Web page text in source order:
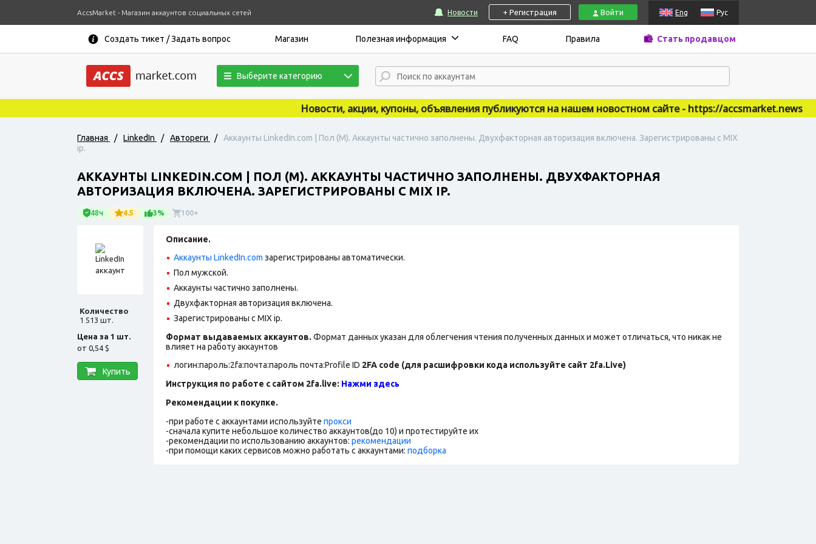
AccsMarket - Магазин аккаунтов социальных сетей Новости + Регистрация Войти Eng Рус
Создать тикет / Задать вопрос Магазин Полезная информация FAQ Правила Стать продавцом
Выберите категорию
Новости, акции, купоны, объявления публикуются на нашем новостном сайте - https://accsmarket.news
Главная / LinkedIn / Автореги /
Аккаунты LinkedIn.com | Пол (М). Аккаунты частично заполнены. Двухфакторная авторизация включена. Зарегистрированы с MIX
ip.
АККАУНТЫ LINKEDIN.COM | ПОЛ (М). АККАУНТЫ ЧАСТИЧНО ЗАПОЛНЕНЫ. ДВУХФАКТОРНАЯ
АВТОРИЗАЦИЯ ВКЛЮЧЕНА. ЗАРЕГИСТРИРОВАНЫ С MIX IP.
48ч 4.5 3% 100+
Количество
1 513 шт.
Цена за 1 шт.
от 0,54 $
Купить
Описание.
Аккаунты LinkedIn.com зарегистрированы автоматически.
Пол мужской.
Аккаунты частично заполнены.
Двухфакторная авторизация включена.
Зарегистрированы с MIX ip.
Формат выдаваемых аккаунтов. Формат данных указан для облегчения чтения полученных данных и может отличаться, что никак не
влияет на работу аккаунтов
логин:пароль:2fa:почта:пароль почта:Profile ID 2FA code (для расшифровки кода используйте сайт 2fa.Live)
Инструкция по работе с сайтом 2fa.live: Нажми здесь
Рекомендации к покупке.
-при работе с аккаунтами используйте прокси
-сначала купите небольшое количество аккаунтов(до 10) и протестируйте их
-рекомендации по использованию аккаунтов: рекомендации
-при помощи каких сервисов можно работать с аккаунтами: подборка